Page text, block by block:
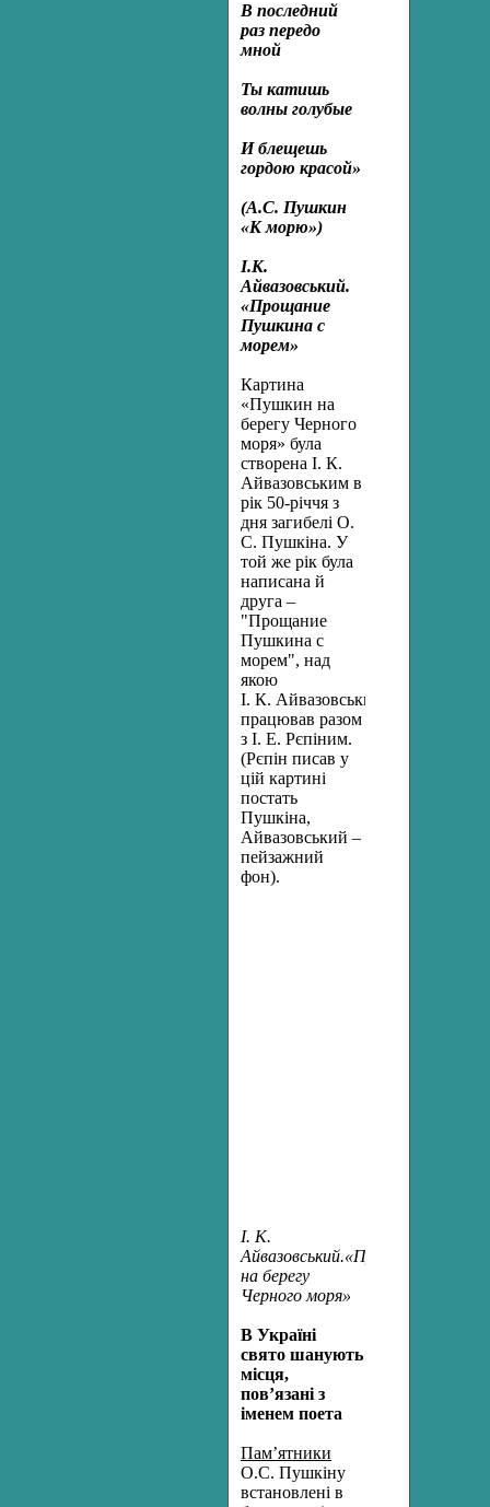
В последний
раз передо
мной
Ты катишь
волны голубые
И блещешь
гордою красой»
(А.С. Пушкин
«К морю»)
І.К.
Айвазовський.
«Прощание
Пушкина с
морем»
Картина
«Пушкин на
берегу Черного
моря» була
створена І. К.
Айвазовським в
рік 50-річчя з
дня загибелі О.
С. Пушкіна. У
той же рік була
написана й
друга –
"Прощание
Пушкина с
морем", над
якою
І. К. Айвазовський
працював разом
з І. Е. Рєпіним.
(Рєпін писав у
цій картині
постать
Пушкіна,
Айвазовський –
пейзажний
фон).
І. К.
Айвазовський.«Пушкин
на берегу
Черного моря»
В Україні
свято шанують
місця,
пов’язані з
іменем поета
Пам’ятники
О.С. Пушкіну
встановлені в